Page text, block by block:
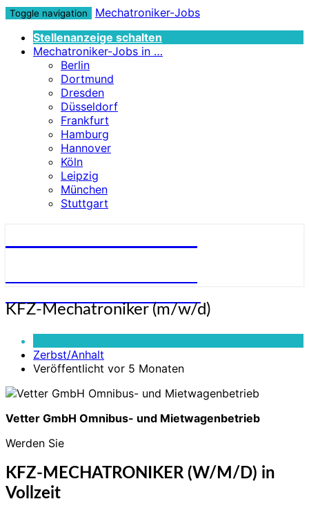
Toggle navigation
Mechatroniker-Jobs
Stellenanzeige schalten
Mechatroniker-Jobs in …
Berlin
Dortmund
Dresden
Düsseldorf
Frankfurt
Hamburg
Hannover
Köln
Leipzig
München
Stuttgart
KFZ-
(m/w/d)
KFZ-Mechatroniker (m/w/d)
Zerbst/Anhalt
Veröffentlicht vor 5 Monaten
Vetter GmbH Omnibus- und Mietwagenbetrieb
Werden Sie
KFZ-MECHATRONIKER (W/M/D) in
Vollzeit